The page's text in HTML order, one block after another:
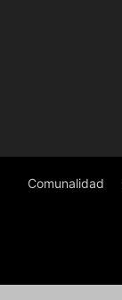
Comunalidad